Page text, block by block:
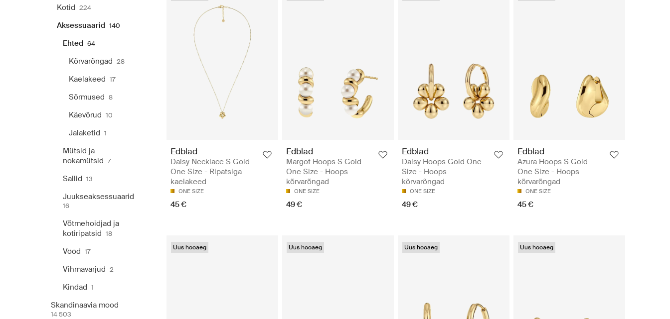
Kotid 224
Aksessuaarid 140
Ehted 64
Kõrvarõngad 28
Kaelakeed 17
Sõrmused 8
Käevõrud 10
Jalaketid 1
Mütsid ja
nokamütsid 7
Sallid 13
Juukseaksessuaarid
16
Võtmehoidjad ja
kotiripatsid 18
Vööd 17
Vihmavarjud 2
Kindad 1
Skandinaavia mood
14 503
Edblad
Daisy Necklace S Gold
One Size - Ripatsiga
kaelakeed
ONE SIZE
45 €
Edblad
Margot Hoops S Gold
One Size - Hoops
kõrvarõngad
ONE SIZE
49 €
Edblad
Daisy Hoops Gold One
Size - Hoops
kõrvarõngad
ONE SIZE
49 €
Edblad
Azura Hoops S Gold
One Size - Hoops
kõrvarõngad
ONE SIZE
45 €
Uus hooaeg Uus hooaeg Uus hooaeg Uus hooaeg